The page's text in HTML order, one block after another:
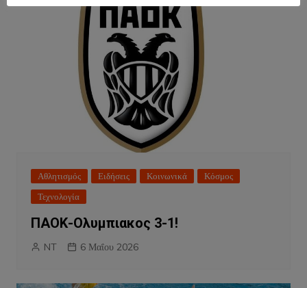
Αθλητισμός Ειδήσεις Κοινωνικά
Κόσμος
Τεχνολογία
ΠΑΟΚ-Ολυμπιακος 3-1!
NT 6 Μαΐου 2026